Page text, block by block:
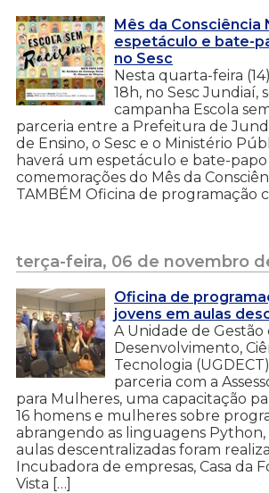
Mês da Consciência
espetáculo e bate-
no Sesc
Nesta quarta-feira
18h, no Sesc Jundiaí,
campanha Escola
parceria entre a Prefeitura de
de Ensino, o Sesc e o Ministério
haverá um espetáculo e bate-
comemorações do Mês da
TAMBÉM Oficina de programação
terça-feira, 06 de novembro
Oficina de
jovens em aulas
A Unidade de Gestão
Desenvolvimento,
Tecnologia
parceria com a
para Mulheres, uma capacitação
16 homens e mulheres sobre
abrangendo as linguagens Python,
aulas descentralizadas foram
Incubadora de empresas, Casa da
Vista […]